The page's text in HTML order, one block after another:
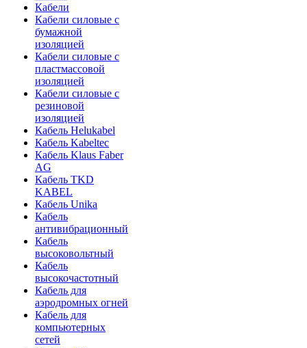
Кабели
Кабели силовые с
бумажной
изоляцией
Кабели силовые с
пластмассовой
изоляцией
Кабели силовые с
резиновой
изоляцией
Кабель Helukabel
Кабель Kabeltec
Кабель Klaus Faber
AG
Кабель TKD
KABEL
Кабель Unika
Кабель
антивибрационный
Кабель
высоковольтный
Кабель
высокочастотный
Кабель для
аэродромных огней
Кабель для
компьютерных
сетей